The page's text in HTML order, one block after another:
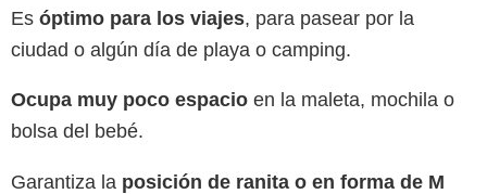
Es óptimo para los viajes, para pasear por la
ciudad o algún día de playa o camping.
Ocupa muy poco espacio en la maleta, mochila o
bolsa del bebé.
Garantiza la posición de ranita o en forma de M